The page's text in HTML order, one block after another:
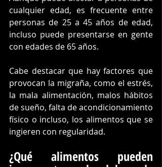
cualquier edad, es frecuente entre
personas de 25 a 45 años de edad,
incluso puede presentarse en gente
con edades de 65 años.
Cabe destacar que hay factores que
provocan la migraña, como el estrés,
la mala alimentación, malos hábitos
de sueño, falta de acondicionamiento
físico o incluso, los alimentos que se
ingieren con regularidad.
¿Qué alimentos pueden